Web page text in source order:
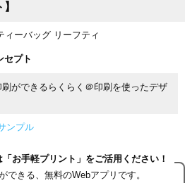
セプト
ができるらくらく＠印刷を使ったデザ
ンプル
お手軽プリント」をご活用ください！
できる、無料のWebアプリです。